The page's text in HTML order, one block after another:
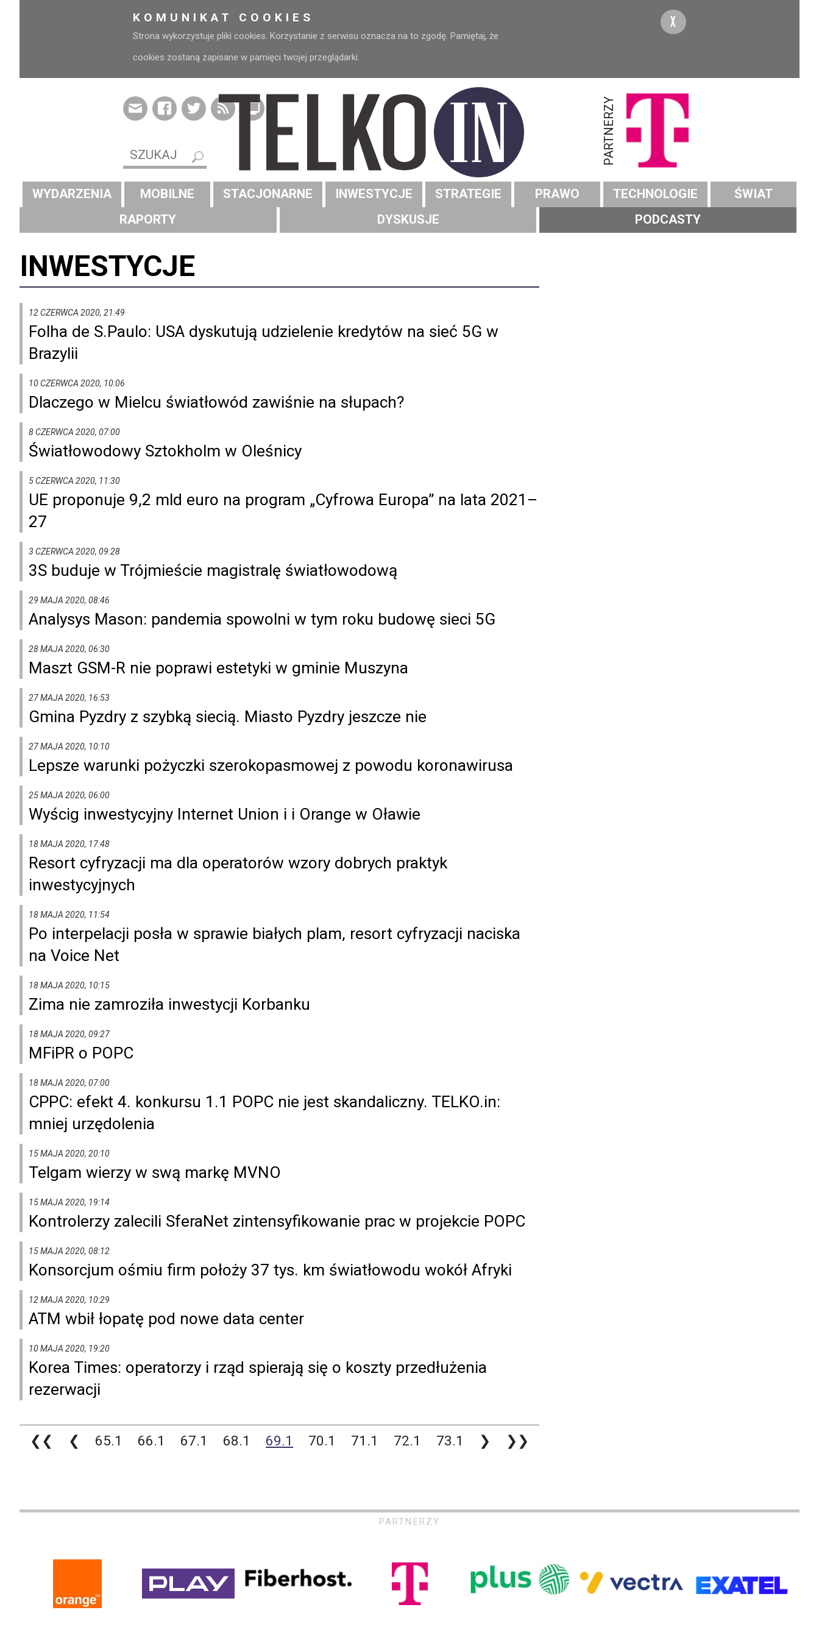
KOMUNIKAT COOKIES
Strona wykorzystuje pliki cookies. Korzystanie z serwisu oznacza na to zgodę. Pamiętaj, że
cookies zostaną zapisane w pamięci twojej przeglądarki.
X
PARTNERZY
WYDARZENIA MOBILNE STACJONARNE INWESTYCJE STRATEGIE PRAWO TECHNOLOGIE
ŚWIAT
RAPORTY
DYSKUSJE PODCASTY
INWESTYCJE
12 CZERWCA 2020, 21:49
Folha de S.Paulo: USA dyskutują udzielenie kredytów na sieć 5G w
Brazylii
10 CZERWCA 2020, 10:06
Dlaczego w Mielcu światłowód zawiśnie na słupach?
8 CZERWCA 2020, 07:00
Światłowodowy Sztokholm w Oleśnicy
5 CZERWCA 2020, 11:30
UE proponuje 9,2 mld euro na program „Cyfrowa Europa” na lata 2021–
27
3 CZERWCA 2020, 09:28
3S buduje w Trójmieście magistralę światłowodową
29 MAJA 2020, 08:46
Analysys Mason: pandemia spowolni w tym roku budowę sieci 5G
28 MAJA 2020, 06:30
Maszt GSM-R nie poprawi estetyki w gminie Muszyna
27 MAJA 2020, 16:53
Gmina Pyzdry z szybką siecią. Miasto Pyzdry jeszcze nie
27 MAJA 2020, 10:10
Lepsze warunki pożyczki szerokopasmowej z powodu koronawirusa
25 MAJA 2020, 06:00
Wyścig inwestycyjny Internet Union i i Orange w Oławie
18 MAJA 2020, 17:48
Resort cyfryzacji ma dla operatorów wzory dobrych praktyk
inwestycyjnych
18 MAJA 2020, 11:54
Po interpelacji posła w sprawie białych plam, resort cyfryzacji naciska
na Voice Net
18 MAJA 2020, 10:15
Zima nie zamroziła inwestycji Korbanku
18 MAJA 2020, 09:27
MFiPR o POPC
18 MAJA 2020, 07:00
CPPC: efekt 4. konkursu 1.1 POPC nie jest skandaliczny. TELKO.in:
mniej urzędolenia
15 MAJA 2020, 20:10
Telgam wierzy w swą markę MVNO
15 MAJA 2020, 19:14
Kontrolerzy zalecili SferaNet zintensyfikowanie prac w projekcie POPC
15 MAJA 2020, 08:12
Konsorcjum ośmiu firm położy 37 tys. km światłowodu wokół Afryki
12 MAJA 2020, 10:29
ATM wbił łopatę pod nowe data center
10 MAJA 2020, 19:20
Korea Times: operatorzy i rząd spierają się o koszty przedłużenia
rezerwacji
❮❮ ❮ 65.1 66.1 67.1 68.1 69.1 70.1 71.1 72.1 73.1 ❯ ❯❯
PARTNERZY